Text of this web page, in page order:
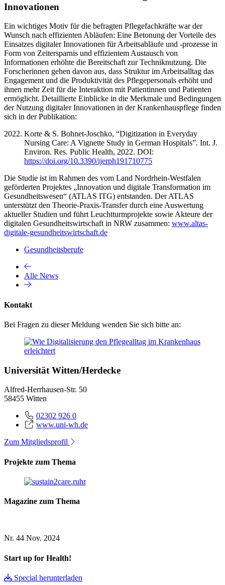
Innovationen
Ein wichtiges Motiv für die befragten Pflegefachkräfte war der
Wunsch nach effizienten Abläufen: Eine Betonung der Vorteile des
Einsatzes digitaler Innovationen für Arbeitsabläufe und -prozesse in
Form von Zeitersparnis und effizientem Austausch von
Informationen erhöhte die Bereitschaft zur Techniknutzung. Die
Forscherinnen gehen davon aus, dass Struktur im Arbeitsalltag das
Engagement und die Produktivität des Pflegepersonals erhöht und
ihnen mehr Zeit für die Interaktion mit Patientinnen und Patienten
ermöglicht. Detaillierte Einblicke in die Merkmale und Bedingungen
der Nutzung digitaler Innovationen in der Krankenhauspflege finden
sich in der Publikation:
Korte & S. Bohnet-Joschko, “Digitization in Everyday
Nursing Care: A Vignette Study in German Hospitals”. Int. J.
Environ. Res. Public Health, 2022. DOI:
https://doi.org/10.3390/ijerph191710775
Die Studie ist im Rahmen des vom Land Nordrhein-Westfalen
geförderten Projektes „Innovation und digitale Transformation im
Gesundheitswesen“ (ATLAS ITG) entstanden. Der ATLAS
unterstützt den Theorie-Praxis-Transfer durch eine Auswertung
aktueller Studien und führt Leuchtturmprojekte sowie Akteure der
digitalen Gesundheitswirtschaft in NRW zusammen: www.altas-
digitale-gesundheitswirtschaft.de
Gesundheitsberufe
Alle News
Kontakt
Bei Fragen zu dieser Meldung wenden Sie sich bitte an:
Universität Witten/Herdecke
Alfred-Herrhausen-Str. 50
58455 Witten
02302 926 0
www.uni-wh.de
Zum Mitgliedsprofil
Projekte zum Thema
Magazine zum Thema
Nr. 44 Nov. 2024
Start up for Health!
Special herunterladen